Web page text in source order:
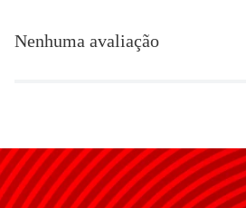
Título
★★★★★
Seu nome
Nenhuma avaliação